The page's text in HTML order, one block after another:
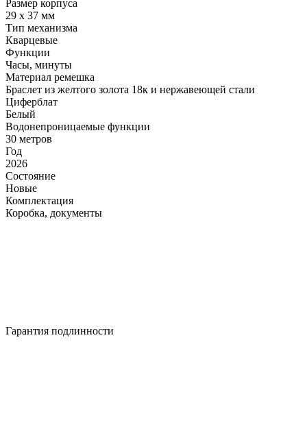
Размер корпуса
29 x 37 мм
Тип механизма
Кварцевые
Функции
Часы, минуты
Материал ремешка
Браслет из желтого золота 18к и нержавеющей стали
Циферблат
Белый
Водонепроницаемые функции
30 метров
Год
2026
Состояние
Новые
Комплектация
Коробка, документы
Гарантия подлинности